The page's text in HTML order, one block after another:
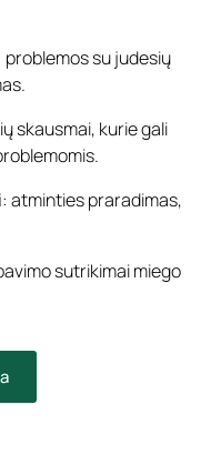
problemos su judesių
skausmai, kurie gali
: atminties praradimas,
sutrikimai miego